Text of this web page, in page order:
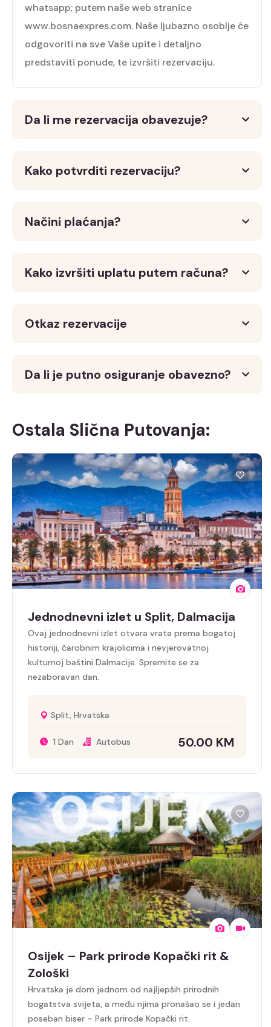
whatsapp; putem naše web stranice
www.bosnaexpres.com. Naše ljubazno osoblje će
odgovoriti na sve Vaše upite i detaljno
predstaviti ponude, te izvršiti rezervaciju.
Da li me rezervacija obavezuje?
Kako potvrditi rezervaciju?
Načini plaćanja?
Kako izvršiti uplatu putem računa?
Otkaz rezervacije
Da li je putno osiguranje obavezno?
Ostala Slična Putovanja:
Jednodnevni izlet u Split, Dalmacija
Ovaj jednodnevni izlet otvara vrata prema bogatoj
historiji, čarobnim krajolicima i nevjerovatnoj
kulturnoj baštini Dalmacije. Spremite se za
nezaboravan dan.
Split, Hrvatska
1 Dan Autobus 50.00 KM
Osijek – Park prirode Kopački rit &
Zološki
Hrvatska je dom jednom od najljepših prirodnih
bogatstva svijeta, a među njima pronašao se i jedan
poseban biser – Park prirode Kopački rit.